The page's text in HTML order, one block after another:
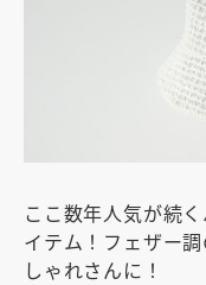
ここ数年人気が続
イテム！フェザー
しゃれさんに！